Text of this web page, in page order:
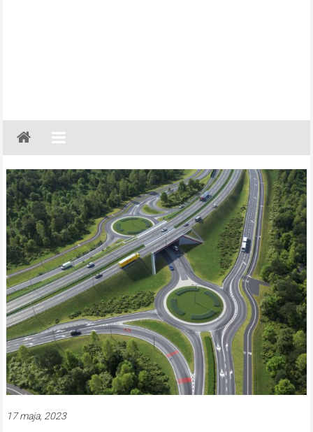
Gazeta
Regionalna
Częstochowa,
Kłobuck,
Lubliniec,
Myszków
17 maja, 2023